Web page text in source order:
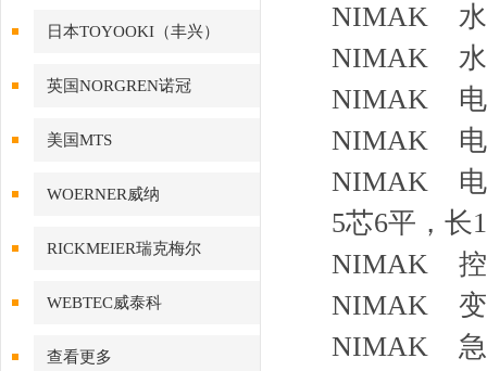
日本TOYOOKI（丰兴）
英国NORGREN诺冠
美国MTS
WOERNER威纳
RICKMEIER瑞克梅尔
WEBTEC威泰科
查看更多
NIMAK
NIMAK
NIMAK
NIMAK
NIMAK 电
5芯6平，
NIMAK
NIMAK
NIMAK